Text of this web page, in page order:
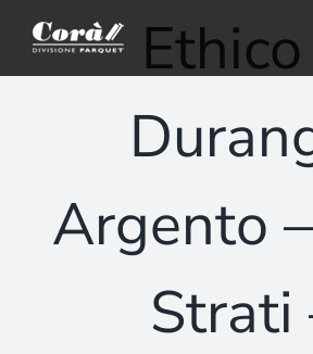
contenuto
Argento
Strati